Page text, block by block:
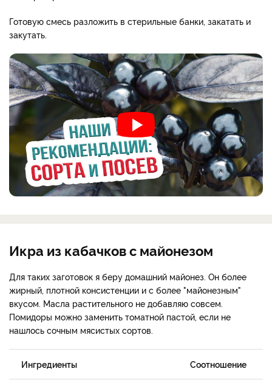
Готовую смесь разложить в стерильные банки, закатать и
закутать.
Икра из кабачков с майонезом
Для таких заготовок я беру домашний майонез. Он более
жирный, плотной консистенции и с более "майонезным"
вкусом. Масла растительного не добавляю совсем.
Помидоры можно заменить томатной пастой, если не
нашлось сочным мясистых сортов.
Ингредиенты Соотношение